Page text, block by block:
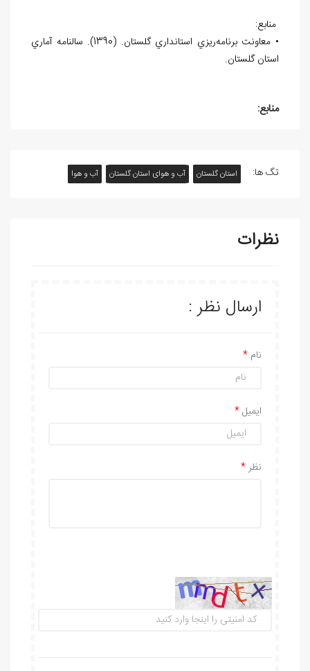
منابع:
• معاونت برنامه
ريزي استانداري گلستان. (1390). سالنامه آماري
استان گلستان.
منابع:
تگ ها: استان گلستان آب و هوای استان گلستان آب و هوا
نظرات
ارسال نظر :
نام
ایمیل
نظر